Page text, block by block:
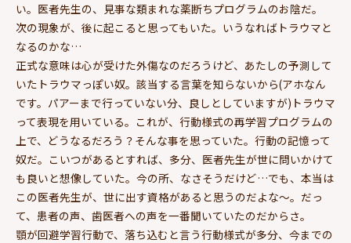
い。医者先生の、見事な類まれな薬断ちプログラムのお陰だ。
次の現象が、後に起こると思ってもいた。いうなればトラウマと
なるのかな…
正式な意味は心が受けた外傷なのだろうけど、あたしの予測して
いたトラウマっぽい奴。該当する言葉を知らないから(アホなん
です。パアーまで行っていない分、良しとしていますが)トラウマ
って表現を用いている。これが、行動様式の再学習プログラムの
上で、どうなるだろう？そんな事を思っていた。行動の記憶って
奴だ。こいつがあるとすれば、多分、医者先生が世に問いかけて
も良いと想像していた。今の所、なさそうだけど…でも、本当は
この医者先生が、世に出す資格があると思うのだよな～。だっ
て、患者の声、歯医者への声を一番聞いていたのだからさ。
顎が回避学習行動で、落ち込むと言う行動様式が多分、今までの